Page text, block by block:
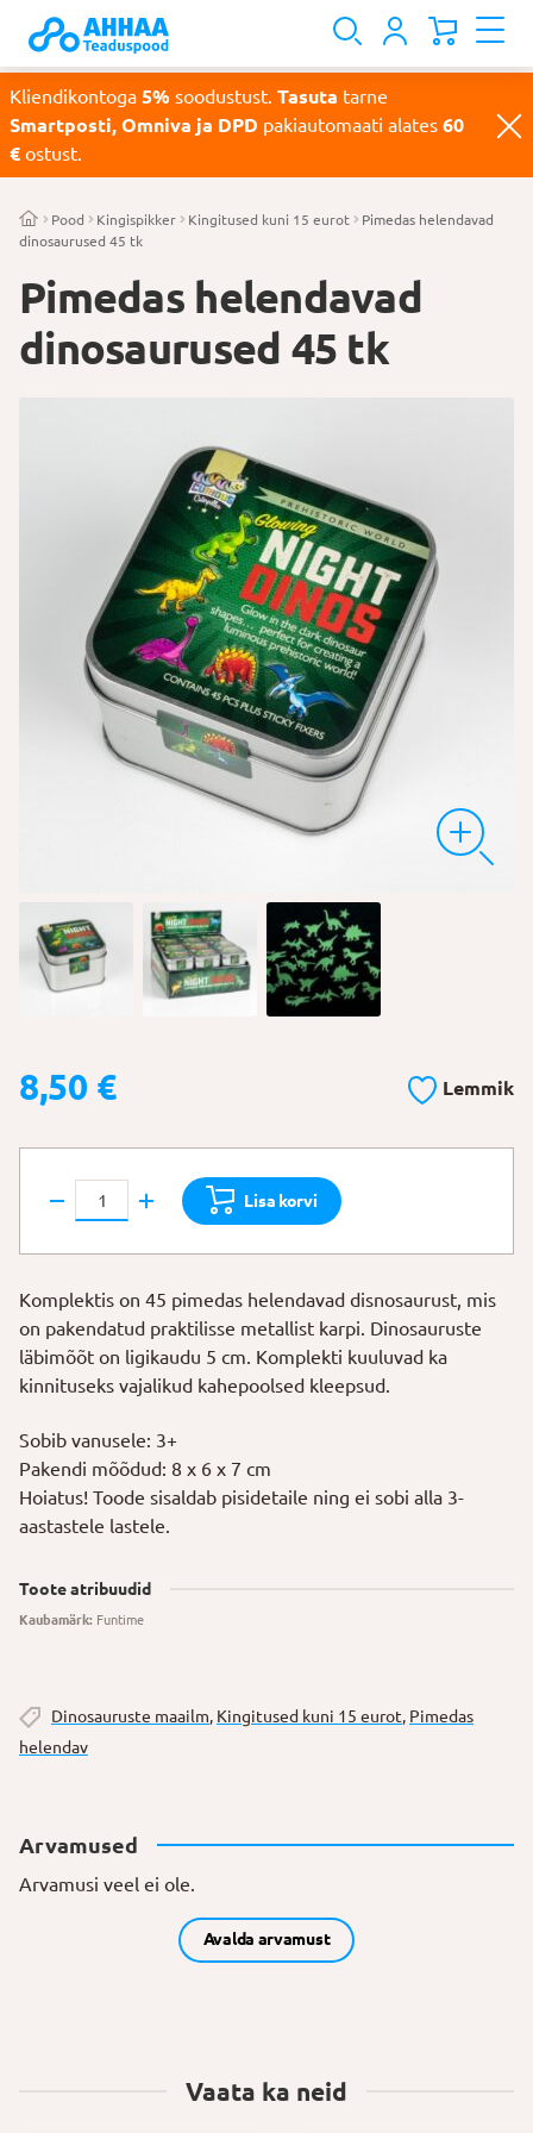
Kliendikontoga 5% soodustust. Tasuta tarne
Smartposti, Omniva ja DPD pakiautomaati alates 60
€ ostust.
Pood Kingispikker Kingitused kuni 15 eurot
Pimedas helendavad
dinosaurused 45 tk
Pimedas helendavad
dinosaurused 45 tk
8,50 € Lemmik
Pimedas
helendavad
dinosaurused
tk
kogus
Lisa korvi
Komplektis on 45 pimedas helendavad disnosaurust, mis
on pakendatud praktilisse metallist karpi. Dinosauruste
läbimõõt on ligikaudu 5 cm. Komplekti kuuluvad ka
kinnituseks vajalikud kahepoolsed kleepsud.
Sobib vanusele: 3+
Pakendi mõõdud: 8 x 6 x 7 cm
Hoiatus! Toode sisaldab pisidetaile ning ei sobi alla 3-
aastastele lastele.
Toote atribuudid
Kaubamärk: Funtime
Dinosauruste maailm, Kingitused kuni 15 eurot, Pimedas
helendav
Arvamused
Arvamusi veel ei ole.
Avalda arvamust
Vaata ka neid